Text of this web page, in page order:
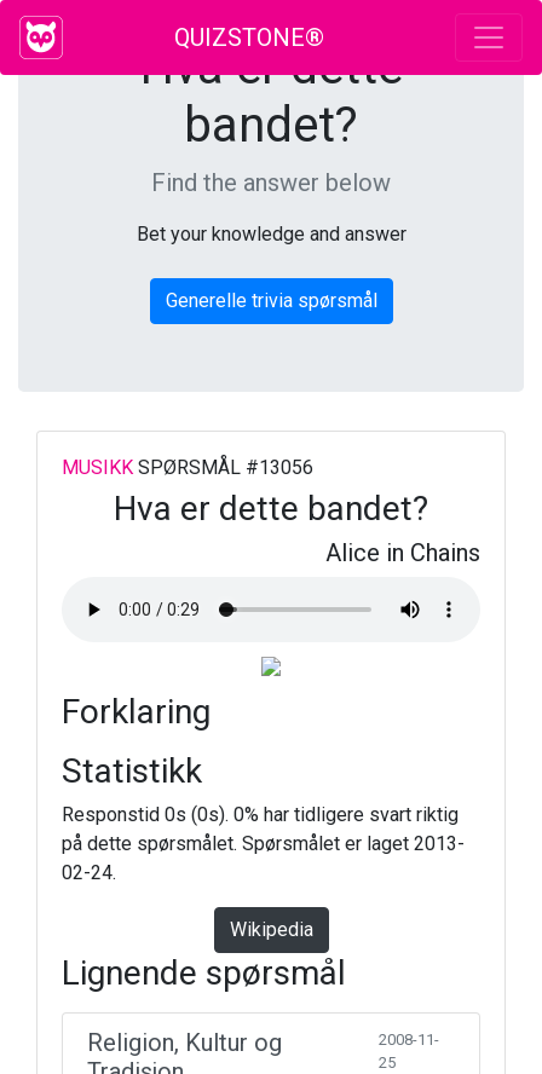
QUIZSTONE®
Hva er dette
bandet?
Find the answer below
Bet your knowledge and answer
Generelle trivia spørsmål
MUSIKK SPØRSMÅL #13056
Hva er dette bandet?
Alice in Chains
Forklaring
Statistikk
Responstid 0s (0s). 0% har tidligere svart riktig
på dette spørsmålet. Spørsmålet er laget 2013-
02-24.
Wikipedia
Lignende spørsmål
Religion, Kultur og
2008-11-
25